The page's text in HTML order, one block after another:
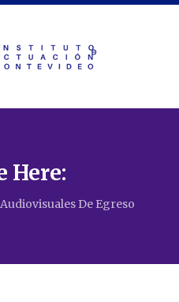
Here:
De Egreso